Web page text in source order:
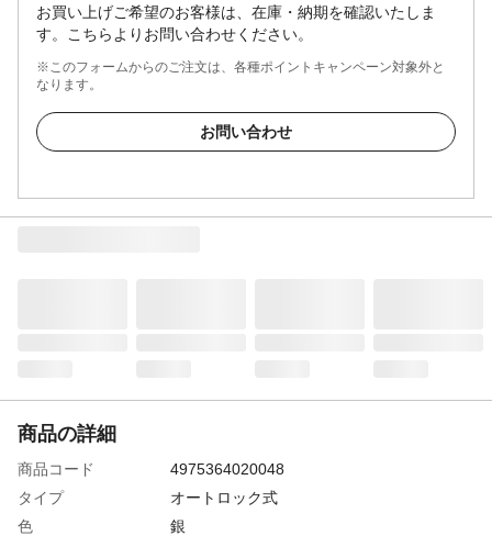
お買い上げご希望のお客様は、在庫・納期を確認いたしま
す。こちらよりお問い合わせください。
※このフォームからのご注文は、各種ポイントキャンペーン対象外と
なります。
お問い合わせ
商品の詳細
商品コード
4975364020048
タイプ
オートロック式
色
銀